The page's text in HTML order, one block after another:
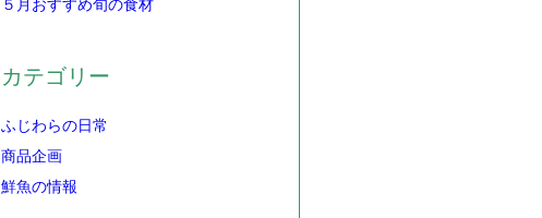
５月おすすめ旬の食材
カテゴリー
ふじわらの日常
商品企画
鮮魚の情報